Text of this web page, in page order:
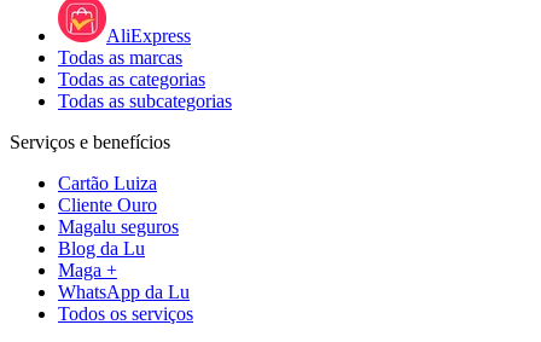
AliExpress
Todas as marcas
Todas as categorias
Todas as subcategorias
Serviços e benefícios
Cartão Luiza
Cliente Ouro
Magalu seguros
Blog da Lu
Maga +
WhatsApp da Lu
Todos os serviços